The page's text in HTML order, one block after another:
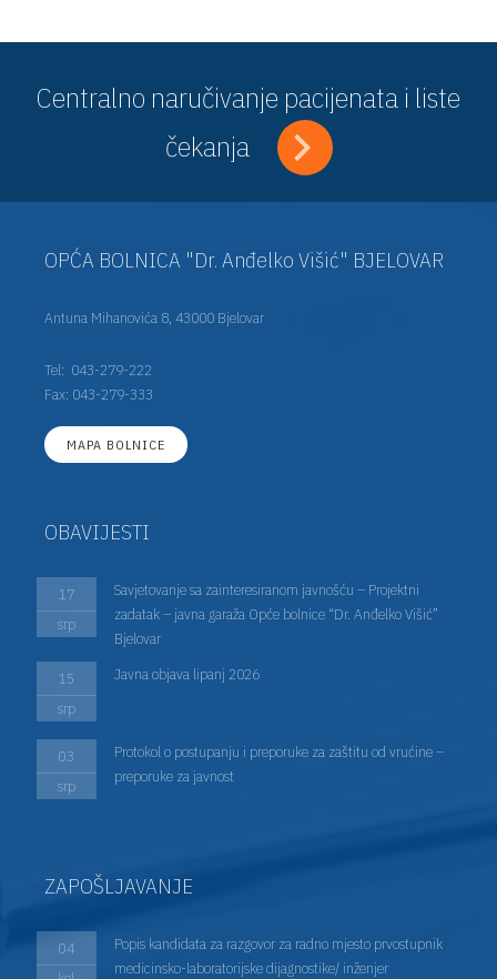
Centralno naručivanje pacijenata i liste
čekanja
OPĆA BOLNICA "Dr. Anđelko Višić" BJELOVAR
Antuna Mihanovića 8, 43000 Bjelovar
Tel: 043-279-222
Fax: 043-279-333
MAPA BOLNICE
OBAVIJESTI
17
srp
Savjetovanje sa zainteresiranom javnošću – Projektni
zadatak – javna garaža Opće bolnice “Dr. Anđelko Višić”
Bjelovar
15
srp
Javna objava lipanj 2026
03
srp
Protokol o postupanju i preporuke za zaštitu od vrućine –
preporuke za javnost
ZAPOŠLJAVANJE
04
Popis kandidata za razgovor za radno mjesto prvostupnik
medicinsko-laboratorijske dijagnostike/ inženjer